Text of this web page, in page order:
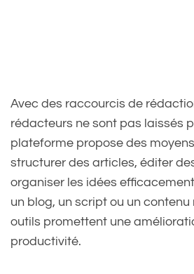
Avec des raccourcis de
rédacteurs ne sont pas laissés
plateforme propose des
structurer des articles, éditer
organiser les idées
un blog, un script ou un
outils promettent une
productivité.